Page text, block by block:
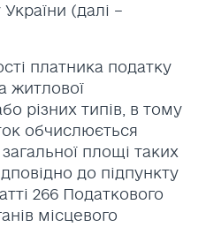
(далі –
платника податку
житлової
різних типів, в тому
обчислюється
площі таких
до підпункту
266 Податкового
місцевого